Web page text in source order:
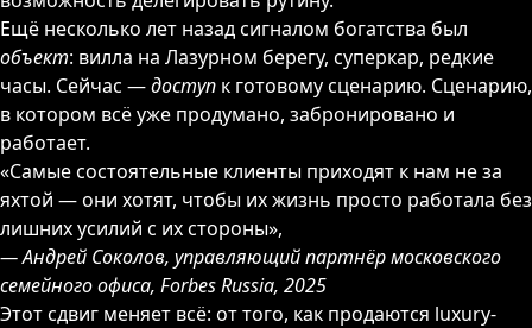
Ещё несколько лет назад сигналом богатства был
объект: вилла на Лазурном берегу, суперкар, редкие
часы. Сейчас —доступ к готовому сценарию. Сценарию,
в котором всё уже продумано, забронировано и
работает.
«Самые состоятельные клиенты приходят к нам не за
яхтой — они хотят, чтобы их жизнь просто работала без
лишних усилий с их стороны»,
— Андрей Соколов, управляющий партнёр московского
семейного офиса, Forbes Russia, 2025
Этот сдвиг меняет всё: от того, как продаются luxury-